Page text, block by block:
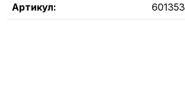
Артикул: 601353